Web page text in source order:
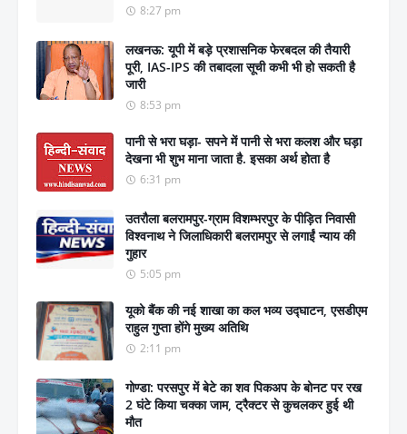
8:27 pm
लखनऊ: यूपी में बड़े प्रशासनिक फेरबदल की तैयारी
पूरी, IAS-IPS की तबादला सूची कभी भी हो सकती है
जारी
8:53 pm
पानी से भरा घड़ा- सपने में पानी से भरा कलश और घड़ा
देखना भी शुभ माना जाता है. इसका अर्थ होता है
6:31 pm
उतरौला बलरामपुर-ग्राम विशम्भरपुर के पीड़ित निवासी
विश्वनाथ ने जिलाधिकारी बलरामपुर से लगाईं न्याय की
गुहार
5:05 pm
यूको बैंक की नई शाखा का कल भव्य उद्घाटन, एसडीएम
राहुल गुप्ता होंगे मुख्य अतिथि
2:11 pm
गोण्डा: परसपुर में बेटे का शव पिकअप के बोनट पर रख
2 घंटे किया चक्का जाम, ट्रैक्टर से कुचलकर हुई थी
मौत